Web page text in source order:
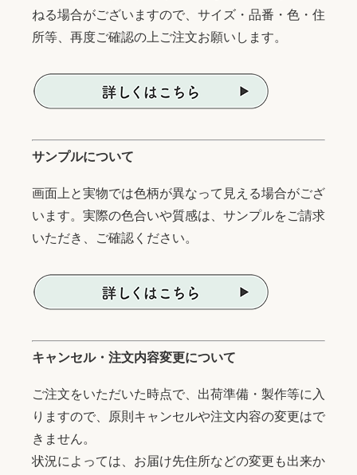
ねる場合がございますので、サイズ・品番・色・住
所等、再度ご確認の上ご注文お願いします。
サンプルについて
画面上と実物では色柄が異なって見える場合がござ
います。実際の色合いや質感は、サンプルをご請求
いただき、ご確認ください。
キャンセル・注文内容変更について
ご注文をいただいた時点で、出荷準備・製作等に入
りますので、原則キャンセルや注文内容の変更はで
きません。
状況によっては、お届け先住所などの変更も出来か